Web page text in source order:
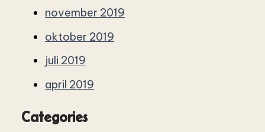
november 2019
oktober 2019
juli 2019
april 2019
Categories